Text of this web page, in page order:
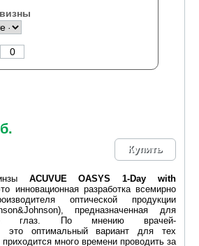
ACUVUE OASYS 1-Day with
инновационная разработка всемирно
оптической продукции
), предназначенная для
глаз. По мнению врачей-
это оптимальный вариант для тех
много времени проводить за